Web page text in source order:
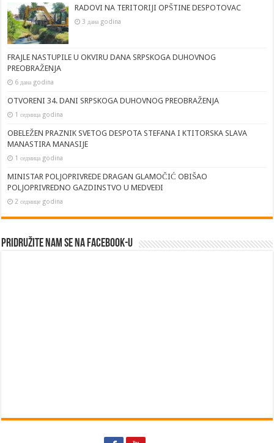
RADOVI NA TERITORIJI OPŠTINE DESPOTOVAC
3 дана godina
FRAJLE NASTUPILE U OKVIRU DANA SRPSKOGA DUHOVNOG
PREOBRAŽENJA
6 дана godina
OTVORENI 34. DANI SRPSKOGA DUHOVNOG PREOBRAŽENJA
1 седмица godina
OBELEŽEN PRAZNIK SVETOG DESPOTA STEFANA I KTITORSKA SLAVA
MANASTIRA MANASIJE
1 седмица godina
MINISTAR POLJOPRIVREDE DRAGAN GLAMOČIĆ OBIŠAO
POLJOPRIVREDNO GAZDINSTVO U MEDVEĐI
2 седмице godina
Pridružite nam se na Facebook-u